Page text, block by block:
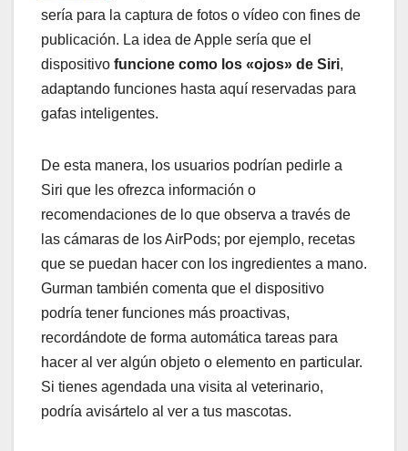
sería para la captura de fotos o vídeo con fines de
publicación. La idea de Apple sería que el
dispositivo funcione como los «ojos» de Siri,
adaptando funciones hasta aquí reservadas para
gafas inteligentes.
De esta manera, los usuarios podrían pedirle a
Siri que les ofrezca información o
recomendaciones de lo que observa a través de
las cámaras de los AirPods; por ejemplo, recetas
que se puedan hacer con los ingredientes a mano.
Gurman también comenta que el dispositivo
podría tener funciones más proactivas,
recordándote de forma automática tareas para
hacer al ver algún objeto o elemento en particular.
Si tienes agendada una visita al veterinario,
podría avisártelo al ver a tus mascotas.